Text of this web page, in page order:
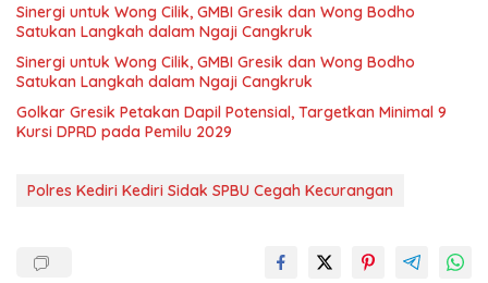
Sinergi untuk Wong Cilik, GMBI Gresik dan Wong Bodho
Satukan Langkah dalam Ngaji Cangkruk
Sinergi untuk Wong Cilik, GMBI Gresik dan Wong Bodho
Satukan Langkah dalam Ngaji Cangkruk
Golkar Gresik Petakan Dapil Potensial, Targetkan Minimal 9
Kursi DPRD pada Pemilu 2029
Polres Kediri Kediri Sidak SPBU Cegah Kecurangan